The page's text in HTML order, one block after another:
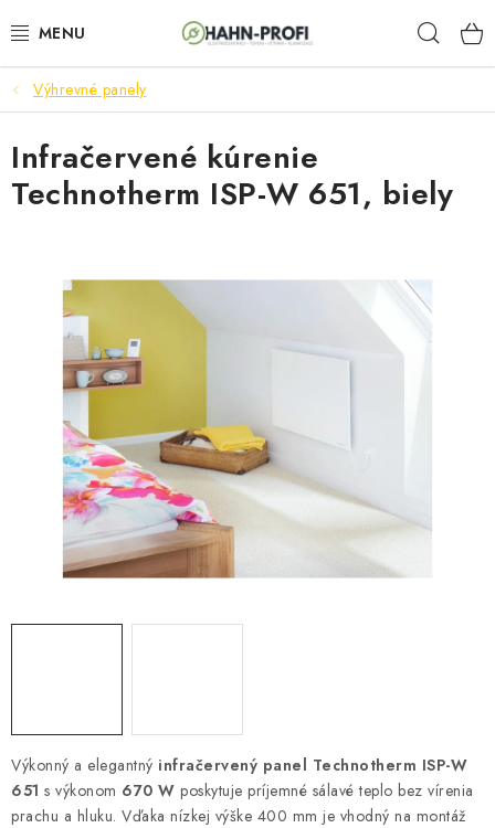
na
ELEKTROCENTRÁLY
ZAHRADNÍ TECHNIKA
STAVEBNÁ TECHNIKA
ODVLHČOVAČE A VENTILÁTORY
OHRIEVAČE
KLIMATIZÁCIA
VYHRIEVANIE
OUTLET
REFERENCIE
Výhrevné panely
Výkonný a elegantný infračervený panel Technotherm ISP-W
651 s výkonom 670 W poskytuje príjemné sálavé teplo bez vírenia
prachu a hluku. Vďaka nízkej výške 400 mm je vhodný na montáž
Infračervené kúrenie
Technotherm ISP-W 651, biely